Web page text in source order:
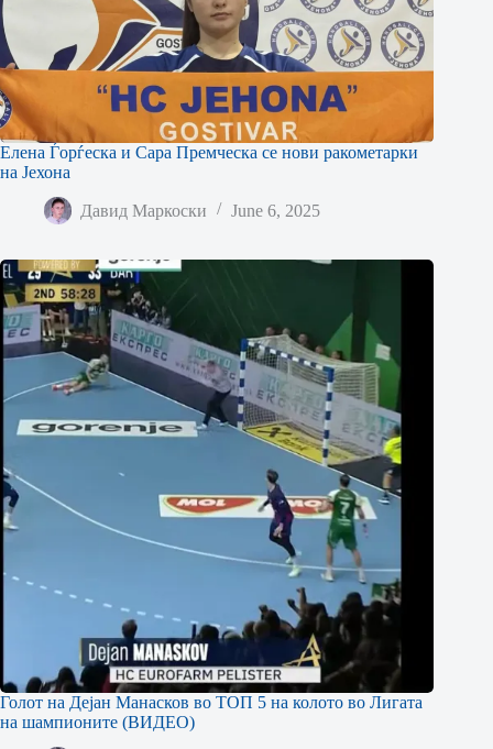
Елена Ѓорѓеска и Сара Премческа се нови ракометарки
на Јехона
Давид Маркоски June 6, 2025
Голот на Дејан Манасков во ТОП 5 на колото во Лигата
на шампионите (ВИДЕО)